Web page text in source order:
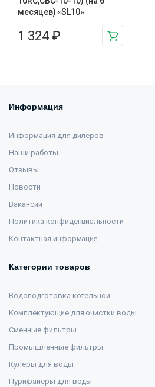
месяцев) «SL10»
1 324 ₽
Информация
Информация для дилеров
Наши работы
Отзывы
Новости
Вакансии
Политика конфиденциальности
Контактная информация
Категории товаров
Водоподготовка котельной
Комплектующие для очистки воды
Сменные фильтры
Промышленные фильтры
Кулеры для воды
Пурифайеры для воды